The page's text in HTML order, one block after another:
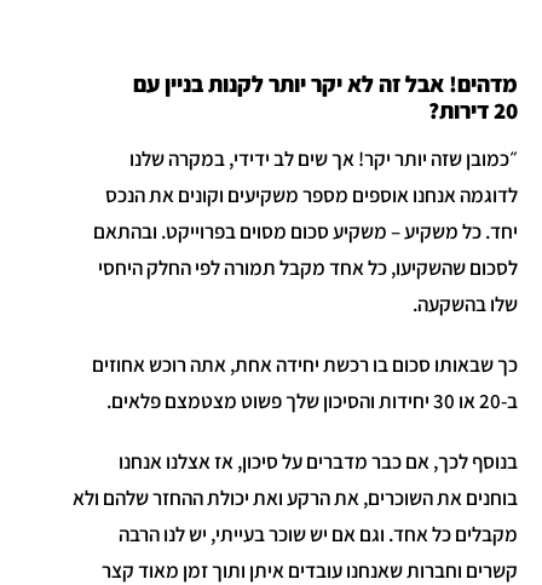
מדהים! אבל זה לא יקר יותר לקנות בניין עם
20 דירות?
״כמובן שזה יותר יקר! אך שים לב ידידי, במקרה שלנו
לדוגמה אנחנו אוספים מספר משקיעים וקונים את הנכס
יחד. כל משקיע – משקיע סכום מסוים בפרוייקט. ובהתאם
לסכום שהשקיעו, כל אחד מקבל תמורה לפי החלק היחסי
שלו בהשקעה.
כך שבאותו סכום בו רכשת יחידה אחת, אתה רוכש אחוזים
ב-20 או 30 יחידות והסיכון שלך פשוט מצטמצם פלאים.
בנוסף לכך, אם כבר מדברים על סיכון, אז אצלנו אנחנו
בוחנים את השוכרים, את הרקע ואת יכולת ההחזר שלהם ולא
מקבלים כל אחד. וגם אם יש שוכר בעייתי, יש לנו הרבה
קשרים וחברות שאנחנו עובדים איתן ותוך זמן מאוד קצר